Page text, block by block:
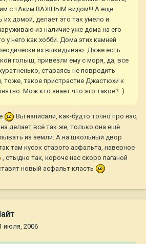
с тАким ВАЖНЫМ видом!!! А еще
их домой, делает это так умело и
из наличие уже дома на его
у него как хобби. Дома этих камней
их выкидываю. Даже есть
голыш, привезли ему с моря, да, все
стараясь не повредить
тоже, такое пристрастие Джастюхи к
Мож кто знает что это такое? :)
Вы написали, как-будто точно про нас,
делает всё так же, только она ещё
из земли. А на школьный двор
там кусок старого асфальта, наверное
, стыдно так, короче нас скоро паганой
новый асфальт класть
июля, 2006